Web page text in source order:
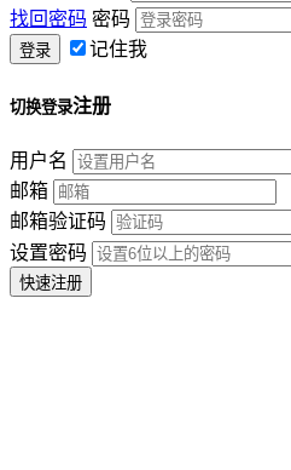
找回密码 密码
记住我
切换登录注册
用户名
邮箱
邮箱验证码
设置密码